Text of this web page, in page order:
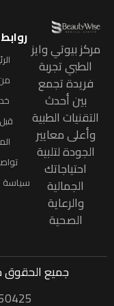
مركز بيوتي وايز
الطبي تجربة
فريدة تجمع
بين أحدث
التقنيات الطبية
وأعلى معايير
الجودة لتلبية
احتياجاتك
الجمالية
والرعاية
الصحية
سياسة
جميع